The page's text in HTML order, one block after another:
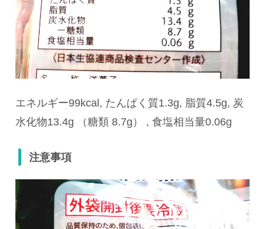
エネルギー99kcal, たんぱく質1.3g, 脂質4.5g, 炭
水化物13.4g （糖類 8.7g） , 食塩相当量0.06g
注意事項